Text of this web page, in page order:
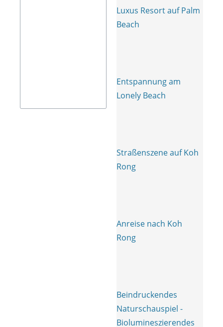
Luxus Resort auf Palm
Beach
Entspannung am
Lonely Beach
Straßenszene auf Koh
Rong
Anreise nach Koh
Rong
Beindruckendes
Naturschauspiel -
Biolumineszierendes